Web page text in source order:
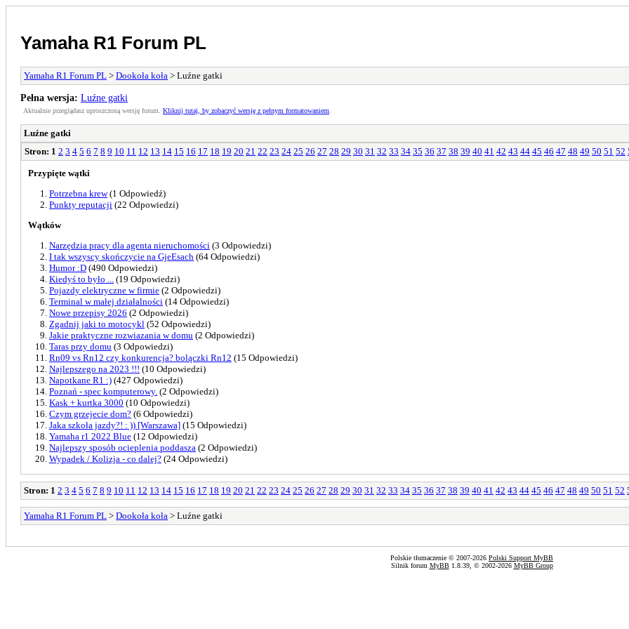
Yamaha R1 Forum PL
Yamaha R1 Forum PL > Dookoła koła > Luźne gatki
Pełna wersja: Luźne gatki
Aktualnie przeglądasz uproszczoną wersję forum. Kliknij tutaj, by zobaczyć wersję z pełnym formatowaniem
Luźne gatki
Stron: 1 2 3 4 5 6 7 8 9 10 11 12 13 14 15 16 17 18 19 20 21 22 23 24 25 26 27 28 29 30 31 32 33 34 35 36 37 38 39 40 41 42 43 44 45 46 47 48 49 50 51 52
Przypięte wątki
Potrzebna krew(1 Odpowiedź)
Punkty reputacji (22 Odpowiedzi)
Wątków
Narzędzia pracy dla agenta nieruchomości (3 Odpowiedzi)
I tak wszyscy skończycie na GjeEsach (64 Odpowiedzi)
Humor :D (490 Odpowiedzi)
Kiedyś to było ...
(19 Odpowiedzi)
Pojazdy elektryczne w firmie (2 Odpowiedzi)
Terminal w małej działalności (14 Odpowiedzi)
Nowe przepisy 2026 (2 Odpowiedzi)
Zgadnij jaki to motocykl (52 Odpowiedzi)
Jakie praktyczne rozwiazania w domu (2 Odpowiedzi)
Taras przy domu (3 Odpowiedzi)
Rn09 vs Rn12 czy konkurencja? bolączki Rn12 (15 Odpowiedzi)
Najlepszego na 2023 !!! (10 Odpowiedzi)
Napotkane R1 :) (427 Odpowiedzi)
Poznań - spec komputerowy. (2 Odpowiedzi)
Kask + kurtka 3000 (10 Odpowiedzi)
Czym grzejecie dom? (6 Odpowiedzi)
Jaka szkoła jazdy?! : )) [Warszawa] (15 Odpowiedzi)
Yamaha r1 2022 Blue (12 Odpowiedzi)
Najlepszy sposób ocieplenia poddasza (2 Odpowiedzi)
Wypadek / Kolizja - co dalej? (24 Odpowiedzi)
Stron: 1 2 3 4 5 6 7 8 9 10 11 12 13 14 15 16 17 18 19 20 21 22 23 24 25 26 27 28 29 30 31 32 33 34 35 36 37 38 39 40 41 42 43 44 45 46 47 48 49 50 51 52
Yamaha R1 Forum PL > Dookoła koła > Luźne gatki
Polskie tłumaczenie © 2007-2026 Polski Support MyBB
Silnik forum MyBB1.8.39, © 2002-2026 MyBB Group